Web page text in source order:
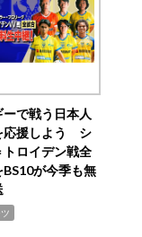
で戦う日本人
応援しよう シ
トロイデン戦全
BS10が今季も無